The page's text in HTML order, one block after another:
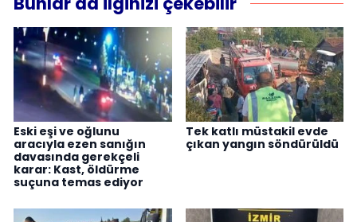
Eski eşi ve oğlunu
aracıyla ezen sanığın
davasında gerekçeli
karar: Kast, öldürme
suçuna temas ediyor
Tek katlı müstakil evde
çıkan yangın söndürüldü